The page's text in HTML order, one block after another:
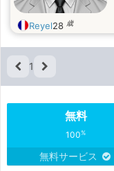
Reyel28 歳
1
無料
100%
無料サービス